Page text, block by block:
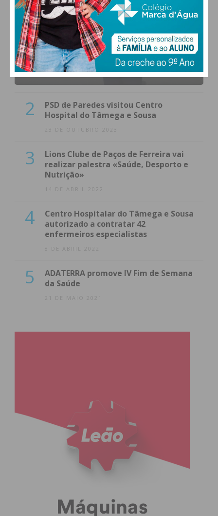
1
(VÍDEO) Carlos Alberto Silva vê
Unidade Local de Saúde como uma
oportunidade
23 DE NOVEMBRO 2023
2
PSD de Paredes visitou Centro
Hospital do Tâmega e Sousa
23 DE OUTUBRO 2023
3
Lions Clube de Paços de Ferreira vai
realizar palestra «Saúde, Desporto e
Nutrição»
14 DE ABRIL 2022
4
Centro Hospitalar do Tâmega e Sousa
autorizado a contratar 42
enfermeiros especialistas
8 DE ABRIL 2022
5
ADATERRA promove IV Fim de Semana
da Saúde
21 DE MAIO 2021